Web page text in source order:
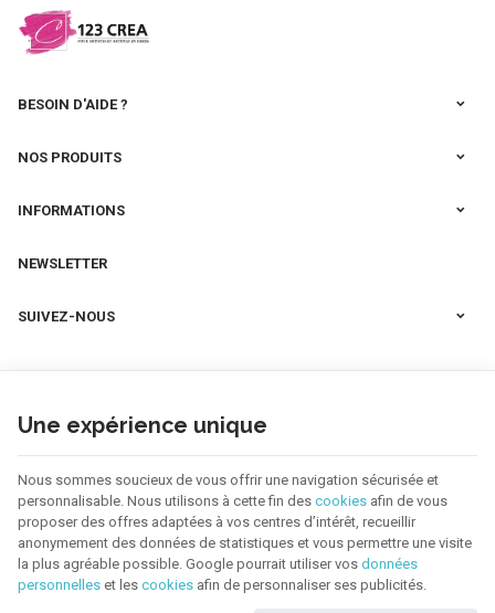
BESOIN D'AIDE ?
NOS PRODUITS
INFORMATIONS
NEWSLETTER
SUIVEZ-NOUS
Une expérience unique
Nous sommes soucieux de vous offrir une navigation sécurisée et
personnalisable. Nous utilisons à cette fin des cookies afin de vous
proposer des offres adaptées à vos centres d’intérêt, recueillir
anonymement des données de statistiques et vous permettre une visite
la plus agréable possible. Google pourrait utiliser vos données
personnelles et les cookies afin de personnaliser ses publicités.